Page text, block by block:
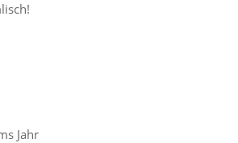
Jahr